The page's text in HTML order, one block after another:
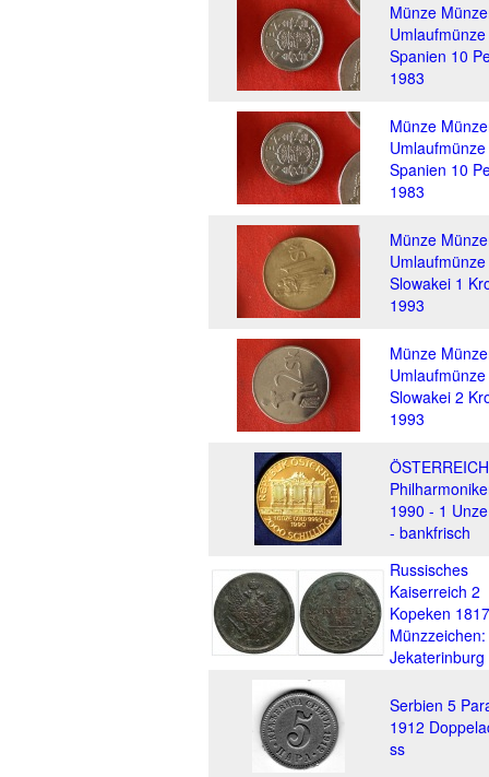
Münze
Umlaufmünze
Spanien 10
1983
Münze
Umlaufmünze
Spanien 10
1983
Münze
Umlaufmünze
Slowakei 1
1993
Münze
Umlaufmünze
Slowakei 2
1993
1990 - 1
- bankfrisch
Russisches
Kaiserreich 2
Kopeken 1817
Jekaterinburg
Serbien 5
1912
ss